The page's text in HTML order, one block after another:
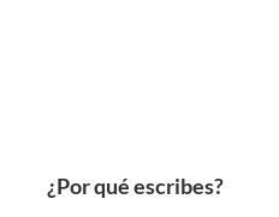
¿Por qué escribes?